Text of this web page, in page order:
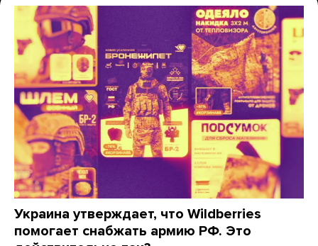
Украина утверждает, что Wildberries
помогает снабжать армию РФ. Это